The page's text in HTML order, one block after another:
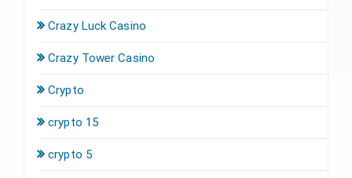
Crazy Luck Casino
Crazy Tower Сasino
Crypto
crypto 15
crypto 5